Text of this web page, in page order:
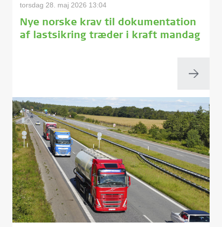
torsdag 28. maj 2026 13:04
Nye norske krav til dokumentation
af lastsikring træder i kraft mandag